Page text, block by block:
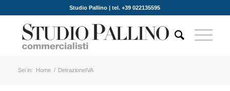
Studio Pallino | tel. +39 022135595
Sei in: Home / DetrazioneIVA